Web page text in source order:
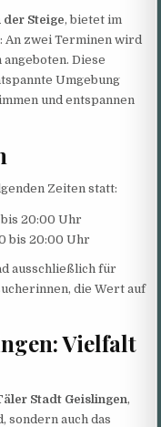
der Steige, bietet im
An zwei Terminen wird
Diese
Umgebung
und entspannen
Zeiten statt:
bis 20:00 Uhr
bis 20:00 Uhr
ausschließlich für
die Wert auf
Vielfalt
Stadt Geislingen,
sondern auch das